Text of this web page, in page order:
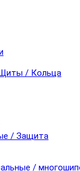
/ Кольца
/ Защита
/